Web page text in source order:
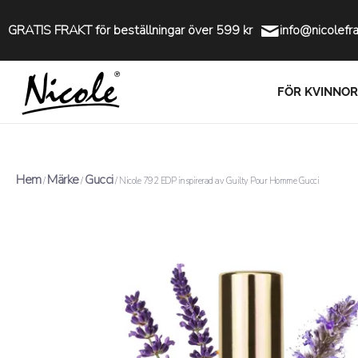
GRATIS FRAKT för beställningar över 599 kr
FÖR KVINNOR
Hem/ Märke/ Gucci/ Nicole 792 EDP inspirerad av Guilty Pour Homme Gucci